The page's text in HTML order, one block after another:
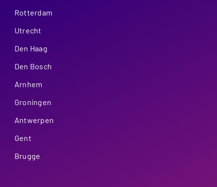
Rotterdam
Utrecht
Den Haag
Den Bosch
Arnhem
Groningen
Antwerpen
Gent
Brugge